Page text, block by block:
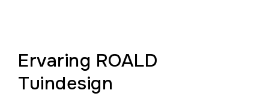
Ervaring ROALD
Tuindesign